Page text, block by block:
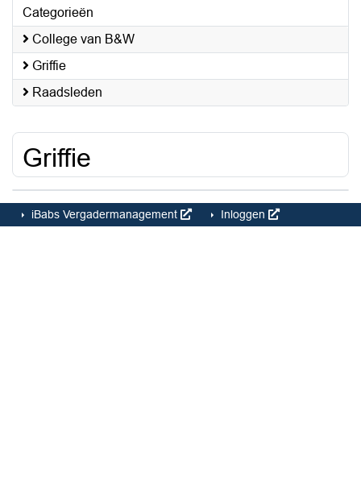
Categorieën
College van B&W
Griffie
Raadsleden
Griffie
iBabs Vergadermanagement Inloggen